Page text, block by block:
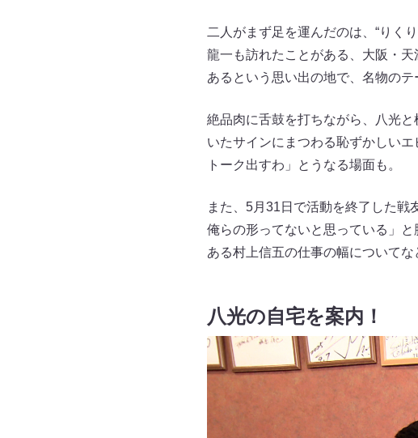
二人がまず足を運んだのは、“りく
龍一も訪れたことがある、大阪・
あるという思い出の地で、名物の
絶品肉に舌鼓を打ちながら、八光
いたサインにまつわる恥ずかしい
トーク出すわ」とうなる場面も。
また、5月31日で活動を終了した
俺らの形ってないと思っている」
ある村上信五の仕事の幅について
八光の自宅を案内！